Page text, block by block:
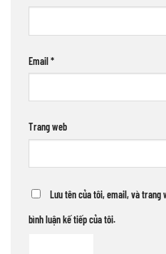
Email*
Trang web
Lưu tên của tôi, email, và trang
bình luận kế tiếp của tôi.